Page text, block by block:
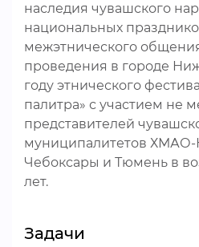
наследия чувашского
национальных
межэтнического
проведения в городе
году этнического
палитра» с участием не
представителей
муниципалитетов ХМАО-
Чебоксары и Тюмень в
лет.
Задачи